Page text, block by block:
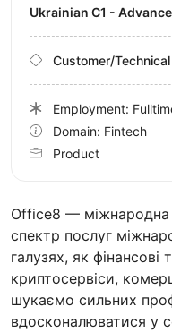
Office8 — міжнародна
спектр послуг
галузях, як фінансові
криптосервіси,
шукаємо сильних
вдосконалюватися у
Ukrainian C1 -
Customer/
Employment:
Domain: Fintech
Product